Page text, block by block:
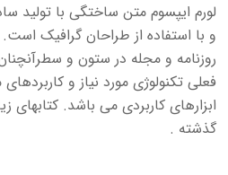
لورم ایپسوم متن ساختگی با تولید
و با استفاده از طراحان گرافیک
روزنامه و مجله در ستون و
فعلی تکنولوژی مورد نیاز و
ابزارهای کاربردی می باشد.
گذشته .